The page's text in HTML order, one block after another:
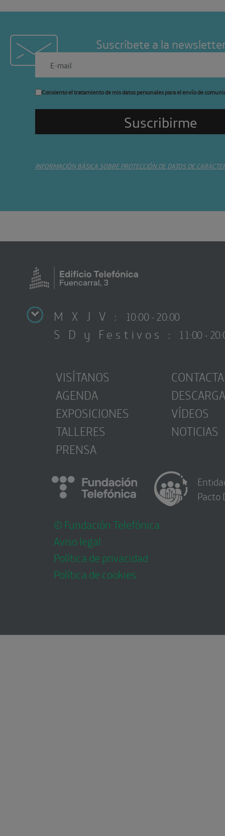
Suscríbete a la
Consiento el tratamiento de mis datos personales para el envío de
INFORMACIÓN BÁSICA SOBRE PROTECCIÓN DE DATOS DE
M X J V : 10:00 - 20:00
S D y Festivos : 11:00 -
VISÍTANOS
AGENDA
EXPOSICIONES
TALLERES
PRENSA
CONTACTA
VÍDEOS
NOTICIAS
© Fundación Telefónica
Aviso legal
Política de privacidad
Política de cookies
Pacto